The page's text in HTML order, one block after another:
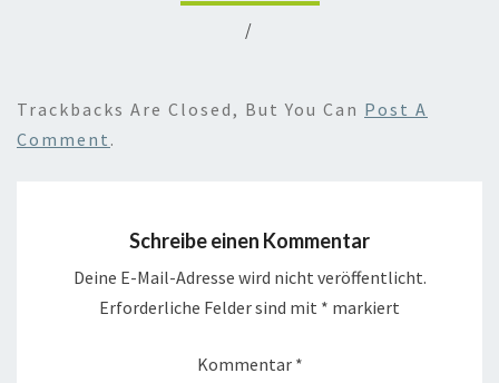
/
Trackbacks Are Closed, But You Can Post A
Comment .
Schreibe einen Kommentar
Deine E-Mail-Adresse wird nicht veröffentlicht.
Erforderliche Felder sind mit * markiert
Kommentar *